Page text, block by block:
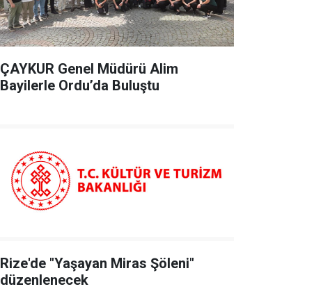
ÇAYKUR Genel Müdürü Alim
Bayilerle Ordu’da Buluştu
Rize'de "Yaşayan Miras Şöleni"
düzenlenecek